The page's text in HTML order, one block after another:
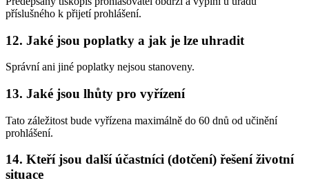
příslušného k přijetí prohlášení.
12. Jaké jsou poplatky a jak je lze uhradit
Správní ani jiné poplatky nejsou stanoveny.
13. Jaké jsou lhůty pro vyřízení
Tato záležitost bude vyřízena maximálně do 60 dnů od učinění
prohlášení.
14. Kteří jsou další účastníci (dotčení) řešení životní
situace